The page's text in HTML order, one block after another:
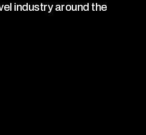
industry around the